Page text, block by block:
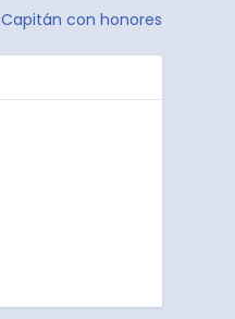
Capitán con honores